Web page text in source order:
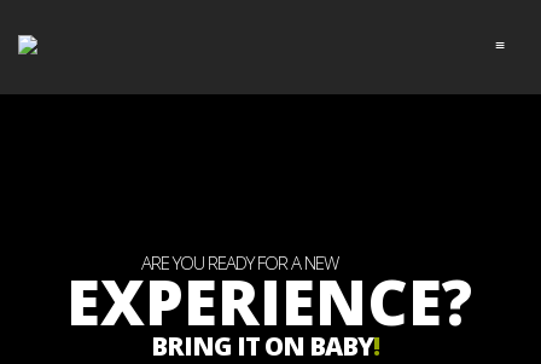
≡
EXPERIENCE?
ARE YOU READY FOR A NEW
BRING IT ON BABY!